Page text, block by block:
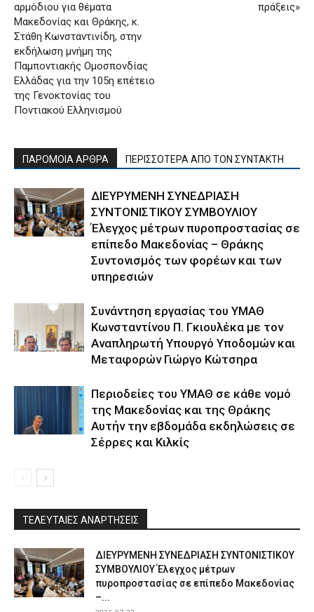
αρμόδιου για θέματα
Μακεδονίας και Θράκης, κ.
Στάθη Κωνσταντινίδη, στην
εκδήλωση μνήμη της
Παμποντιακής Ομοσπονδίας
Ελλάδας για την 105η επέτειο
της Γενοκτονίας του
Ποντιακού Ελληνισμού
πράξεις»
ΠΑΡΟΜΟΙΑ ΑΡΘΡΑ ΠΕΡΙΣΣΟΤΕΡΑ ΑΠΟ ΤΟΝ ΣΥΝΤΑΚΤΗ
ΔΙΕΥΡΥΜΕΝΗ ΣΥΝΕΔΡΙΑΣΗ
ΣΥΝΤΟΝΙΣΤΙΚΟΥ ΣΥΜΒΟΥΛΙΟΥ
Έλεγχος μέτρων πυροπροστασίας σε
επίπεδο Μακεδονίας – Θράκης
Συντονισμός των φορέων και των
υπηρεσιών
Συνάντηση εργασίας του ΥΜΑΘ
Κωνσταντίνου Π. Γκιουλέκα με τον
Αναπληρωτή Υπουργό Υποδομών και
Μεταφορών Γιώργο Κώτσηρα
Περιοδείες του ΥΜΑΘ σε κάθε νομό
της Μακεδονίας και της Θράκης
Αυτήν την εβδομάδα εκδηλώσεις σε
Σέρρες και Κιλκίς
ΤΕΛΕΥΤΑΙΕΣ ΑΝΑΡΤΗΣΕΙΣ
ΔΙΕΥΡΥΜΕΝΗ ΣΥΝΕΔΡΙΑΣΗ ΣΥΝΤΟΝΙΣΤΙΚΟΥ
ΣΥΜΒΟΥΛΙΟΥ Έλεγχος μέτρων
πυροπροστασίας σε επίπεδο Μακεδονίας
–...